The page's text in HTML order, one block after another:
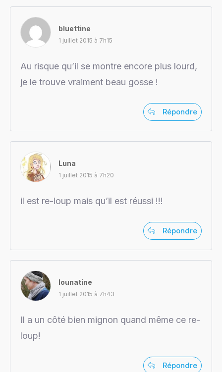
bluettine
1 juillet 2015 à 7h15
Au risque qu’il se montre encore plus lourd,
je le trouve vraiment beau gosse !
Répondre
Luna
1 juillet 2015 à 7h20
il est re-loup mais qu’il est réussi !!!
Répondre
lounatine
1 juillet 2015 à 7h43
Il a un côté bien mignon quand même ce re-
loup!
Répondre